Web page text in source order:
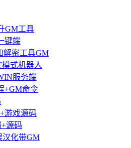
GM工具
键端
解密工具GM
模式机器人
服务端
+GM命令
游戏源码
源码
汉化带GM